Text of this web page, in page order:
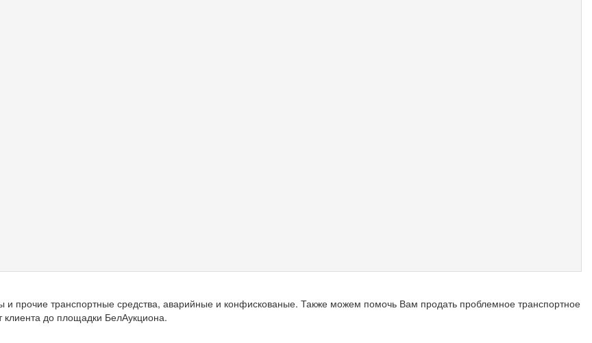
прочие транспортные средства, аварийные и конфискованые. Также можем помочь Вам продать проблемное транспортное
клиента до площадки БелАукциона.